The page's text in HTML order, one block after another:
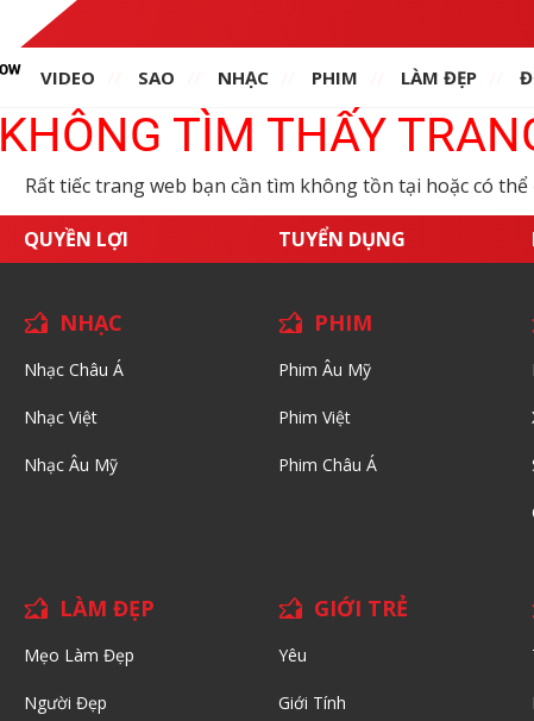
VIDEO SAO NHẠC PHIM LÀM ĐẸP
KHÔNG TÌM THẤY
Rất tiếc trang web bạn cần tìm không tồn tại hoặc có
QUYỀN LỢI TUYỂN DỤNG
NHẠC
Nhạc Châu Á
Nhạc Việt
Nhạc Âu Mỹ
PHIM
Phim Âu Mỹ
Phim Việt
Phim Châu Á
LÀM ĐẸP
Mẹo Làm Đẹp
Người Đẹp
GIỚI TRẺ
Yêu
Giới Tính